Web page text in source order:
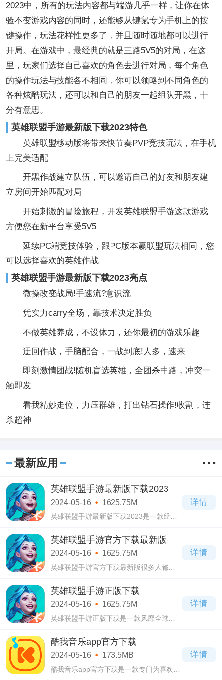
2023中，所有的玩法内容都与端游几乎一样，让你在体
验不变游戏内容的同时，还能够从键鼠专为手机上的按
键操作，玩法花样性更多了，并且随时随地都可以进行
开局。在游戏中，最经典的就是三路5V5的对局，在这
里，玩家们选择自己喜欢的角色去进行对局，每个角色
的操作玩法与技能各不相同，你可以领略到不同角色的
各种炫酷玩法，还可以和自己的朋友一起组队开黑，十
分有意思。
英雄联盟手游最新版下载2023特色
英雄联盟移动版将带来快节奏PVP竞技玩法，在手机
上完美适配
开黑作战建立队伍，可以邀请自己的好友和朋友建
立房间开始匹配对局
开始刺激的冒险旅程，开发英雄联盟手游这款游戏
方便您在新平台享受5V5
延续PC端竞技体验，跟PC版本赢联盟玩法相同，您
可以选择喜欢的英雄作战
英雄联盟手游最新版下载2023亮点
微操改变战局!手速流?意识流
凭实力carry全场，靠技术决定胜负
不做英雄养成，不设体力，还你最初的游戏乐趣
迂回作战，手脑配合，一战到底!人多，速来
即刻激情团战!随机盲选英雄，全团杀中路，冲突一
触即发
看我精妙走位，力压群雄，打出钻石操作!收割，连
杀超神
最新应用
英雄联盟手游最新版下载2023
2024-05-16 1625.75M
英雄联盟手游最新版下载2023是一款经典
联盟手游最新版下载2023中，所有的玩法
内容都与端游几乎一样，让你在体验不变
游戏内容的
详情
英雄联盟手游官方下载最新版
2024-05-16 1625.75M
英雄联盟手游官方下载最新版很多人都喜
英雄联盟手游官方下载最新版中，你可以
体验到一个非常震撼的游戏内容，在游戏
中，玩家
详情
英雄联盟手游正版下载
2024-05-16 1625.75M
英雄联盟手游正版下载是一款风靡全球的
正版下载为你带来与端游英雄联盟不变的
玩法，在这里，所有的内容都和端游几乎
如出一
详情
酷我音乐app官方下载
2024-05-16 173.5MB
酷我音乐app官方下载是一款专门为喜欢听
详情